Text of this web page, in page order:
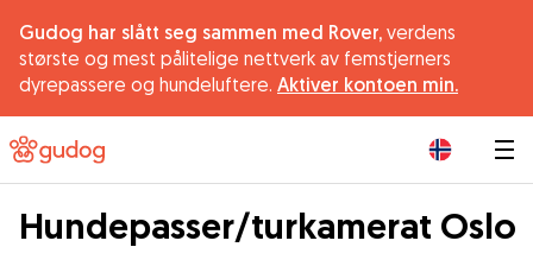
Gudog har slått seg sammen med Rover, verdens
største og mest pålitelige nettverk av femstjerners
dyrepassere og hundeluftere. Aktiver kontoen min.
Hundepasser/turkamerat Oslo